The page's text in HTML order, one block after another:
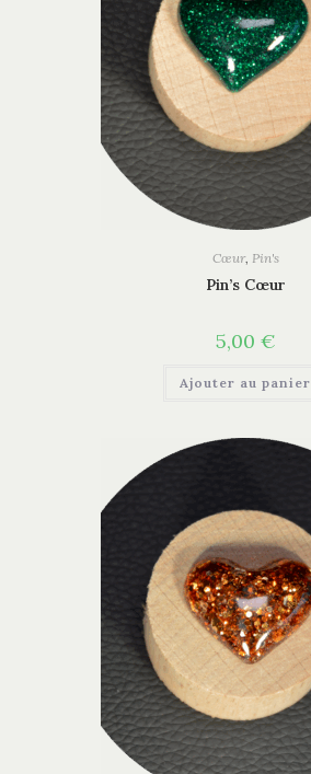
Cœur, Pin's
Pin’s Cœur
5,00 €
Ajouter au panier